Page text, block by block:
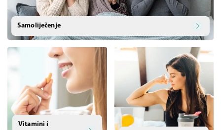
Samoliječenje
Vitamini i